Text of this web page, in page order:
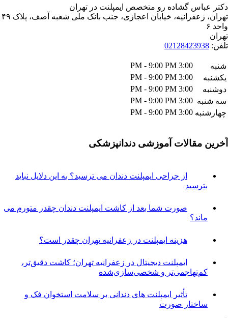
گشاده رو متخصص ایمپلنت در تهران
تهران، زعفرانیه، خیابان اعجازی، جنب بانک ملی شعبه آصف، پلاک ۴۹
3:00 PM - 9:00 PM
3:00 PM - 9:00 PM
3:00 PM - 9:00 PM
3:00 PM - 9:00 PM
3:00 PM - 9:00 PM
مقالات آموزشی دندانپزشکی
از جراحی ایمپلنت دندان می ترسید؟ به این دلایل نباید
صورت شما بعد از کاشت ایمپلنت دندان چقدر متورم می
هزینه ایمپلنت در زعفرانیه تهران چقدر است؟
ایمپلنت دیجیتال در زعفرانیه تهران؛ کاشت دقیق‌تر،
و شخصی‌سازی‌شده
تأثیر ایمپلنت های دندانی بر سلامت استخوان فک و
صورت